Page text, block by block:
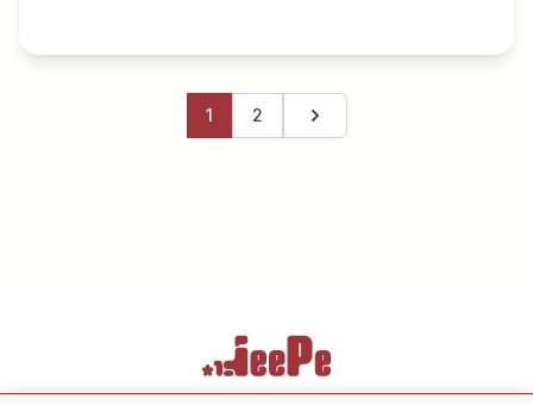
1 2 หน้าถัดไป